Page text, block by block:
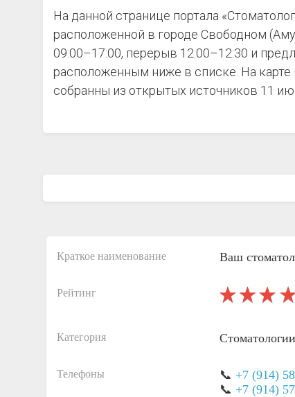
На данной странице портала
расположенной в городе Свободном
09:00–17:00, перерыв 12:00–12:30 и
расположенным ниже в списке. На
собранны из открытых источников 11
Краткое наименование Ваш
Рейтинг
Категория Стоматологии
Телефоны 📞 +7 (914)
📞 +7 (914)